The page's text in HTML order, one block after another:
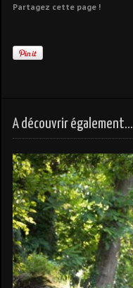
Partagez cette page !
A découvrir également...